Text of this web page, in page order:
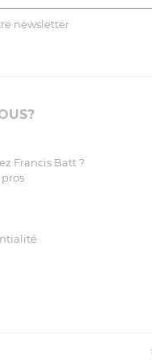
newsletter
Francis Batt ?